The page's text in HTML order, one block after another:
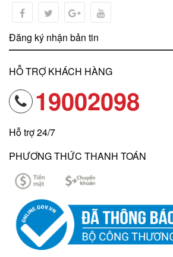
Đăng ký nhận bản tin
HỖ TRỢ KHÁCH HÀNG
19002098
Hỗ trợ 24/7
PHƯƠNG THỨC THANH TOÁN